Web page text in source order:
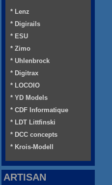
* Lenz
* Digirails
* ESU
* Zimo
* Uhlenbrock
* Digitrax
* LOCOIO
* YD Models
* CDF Informatique
* LDT Littfinski
* DCC concepts
* Krois-Modell
ARTISAN